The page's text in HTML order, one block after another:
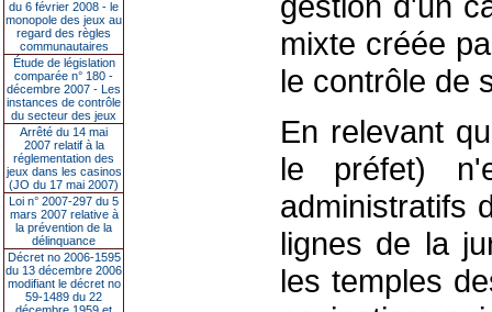
du 6 février 2008 - le
monopole des jeux au
regard des règles
communautaires
Étude de législation
comparée n° 180 -
décembre 2007 - Les
instances de contrôle
du secteur des jeux
Arrêté du 14 mai
2007 relatif à la
réglementation des
jeux dans les casinos
(JO du 17 mai 2007)
Loi n° 2007-297 du 5
mars 2007 relative à
la prévention de la
délinquance
Décret no 2006-1595
du 13 décembre 2006
modifiant le décret no
59-1489 du 22
mixte créée
le contrôle de
En relevant
le préfet)
administratifs
lignes de la
les temples